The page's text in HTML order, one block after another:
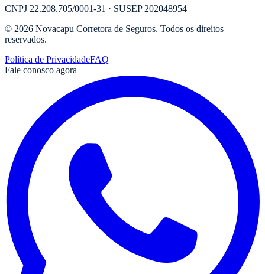
CNPJ 22.208.705/0001-31 · SUSEP 202048954
© 2026 Novacapu Corretora de Seguros. Todos os direitos
reservados.
Política de PrivacidadeFAQ
Fale conosco agora